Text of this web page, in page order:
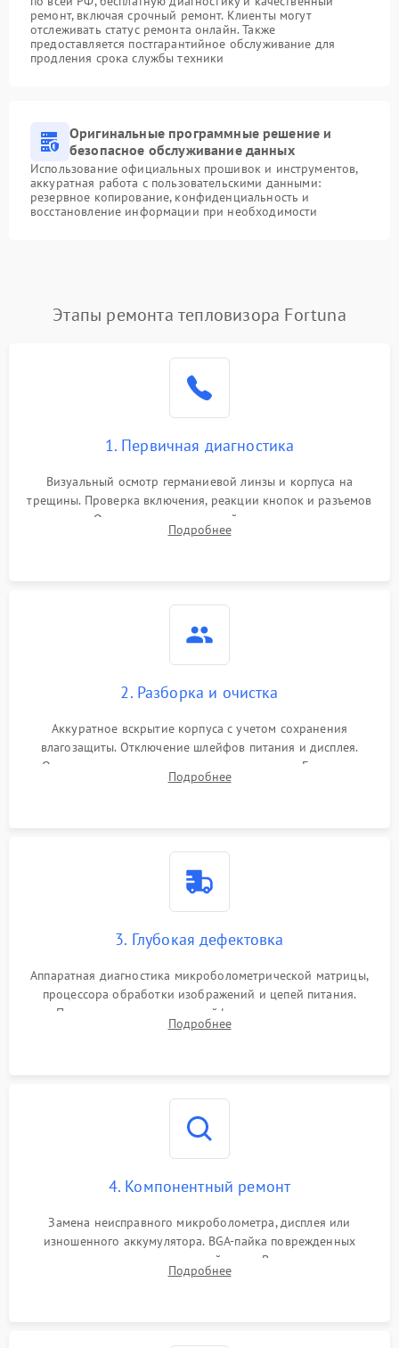
ремонт, включая срочный ремонт. Клиенты могут
отслеживать статус ремонта онлайн. Также
предоставляется постгарантийное обслуживание для
продления срока службы техники
Оригинальные программные решение и
безопасное обслуживание данных
Использование официальных прошивок и инструментов,
аккуратная работа с пользовательскими данными:
резервное копирование, конфиденциальность и
восстановление информации при необходимости
Этапы ремонта тепловизора Fortuna
1. Первичная диагностика
Визуальный осмотр германиевой линзы и корпуса на
трещины. Проверка включения, реакции кнопок и разъемов
зарядки. Оценка вывода тепловой сигнатуры на экран,
проверка базовых функций и считывание системных
Подробнее
2. Разборка и очистка
Аккуратное вскрытие корпуса с учетом сохранения
влагозащиты. Отключение шлейфов питания и дисплея.
Очистка внутренних плат от окислов и пыли. Бережная
обработка германиевого объектива специализированными
Подробнее
3. Глубокая дефектовка
Аппаратная диагностика микроболометрической матрицы,
процессора обработки изображений и цепей питания.
Проверка целостности шлейфов, модуля памяти и
интерфейсов связи. Выявление сгоревших SMD-компонентов
Подробнее
4. Компонентный ремонт
Замена неисправного микроболометра, дисплея или
изношенного аккумулятора. BGA-пайка поврежденных
контроллеров на материнской плате. Восстановление
разъемов и кнопок, замена поврежденных элементов
Подробнее